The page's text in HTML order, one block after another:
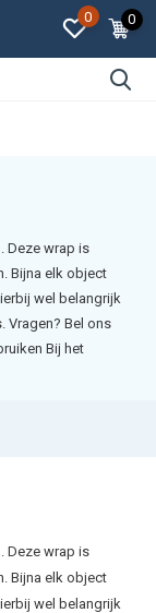
0 0
Deze wrap is
Bijna elk object
wel belangrijk
Vragen? Bel ons
Bij het
Deze wrap is
Bijna elk object
wel belangrijk